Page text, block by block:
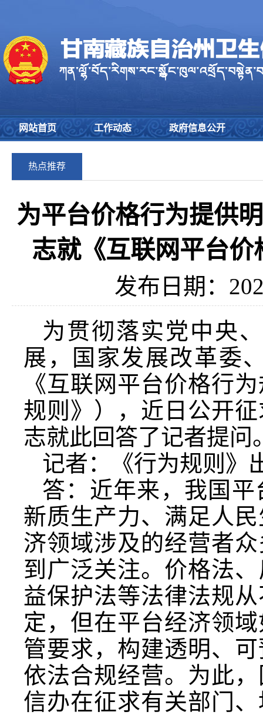
网站首页 工作动态 政府信息公开
热点推荐
为平台价格行为提供
志就《互联网平台
发布日期：
为贯彻落实党中央
展，国家发展改革委
《互联网平台价格行
规则》），近日公开
志就此回答了记者提问
记者：《行为规则》
答：近年来，我国
新质生产力、满足人
济领域涉及的经营者
到广泛关注。价格法
益保护法等法律法规
定，但在平台经济领
管要求，构建透明、
依法合规经营。为此
信办在征求有关部门